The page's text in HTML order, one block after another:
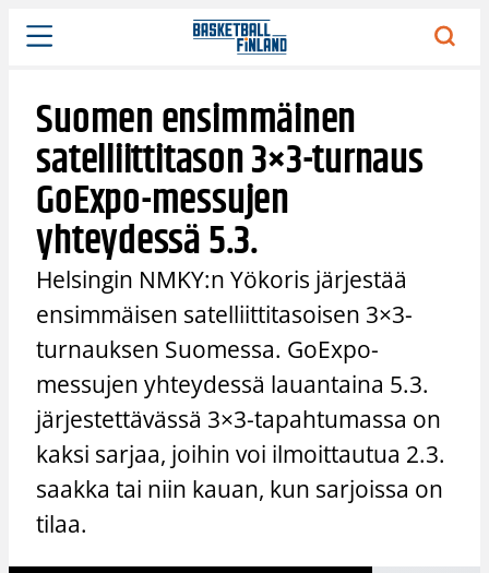
Siirry
sisältöön
Suomen ensimmäinen
satelliittitason 3×3-turnaus
GoExpo-messujen
yhteydessä 5.3.
Helsingin NMKY:n Yökoris järjestää
ensimmäisen satelliittitasoisen 3×3-
turnauksen Suomessa. GoExpo-
messujen yhteydessä lauantaina 5.3.
järjestettävässä 3×3-tapahtumassa on
kaksi sarjaa, joihin voi ilmoittautua 2.3.
saakka tai niin kauan, kun sarjoissa on
tilaa.